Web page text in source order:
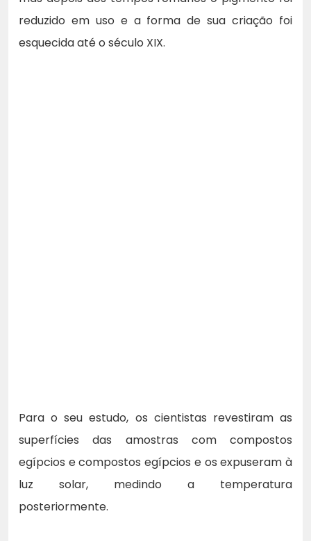
reduzido em uso e a forma de sua criação foi
esquecida até o século XIX.
Para o seu estudo, os cientistas revestiram as
superfícies das amostras com compostos
egípcios e compostos egípcios e os expuseram à
luz solar, medindo a temperatura
posteriormente.